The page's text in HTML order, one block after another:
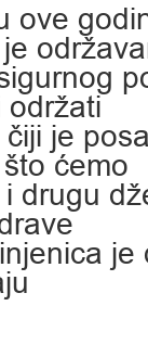
ove
održati
je
ćemo
drugu
je